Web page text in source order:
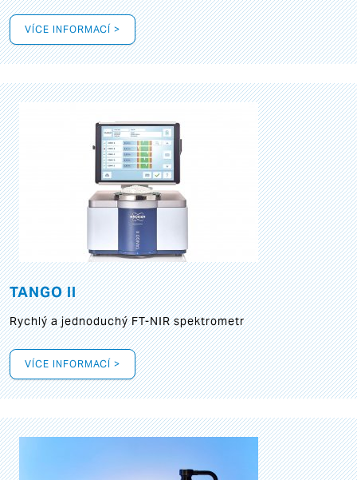
VÍCE INFORMACÍ >
TANGO II
Rychlý a jednoduchý FT-NIR spektrometr
VÍCE INFORMACÍ >